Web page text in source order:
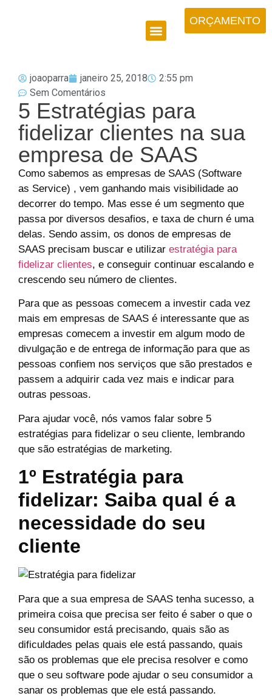
ORÇAMENTO
joaoparra janeiro 25, 2018
2:55 pm
Sem Comentários
5 Estratégias para
fidelizar clientes na sua
empresa de SAAS
Como sabemos as empresas de SAAS (Software
as Service) , vem ganhando mais visibilidade ao
decorrer do tempo. Mas esse é um segmento que
passa por diversos desafios, e taxa de churn é uma
delas. Sendo assim, os donos de empresas de
SAAS precisam buscar e utilizar estratégia para
fidelizar clientes, e conseguir continuar escalando e
crescendo seu número de clientes.
Para que as pessoas comecem a investir cada vez
mais em empresas de SAAS é interessante que as
empresas comecem a investir em algum modo de
divulgação e de entrega de informação para que as
pessoas confiem nos serviços que são prestados e
passem a adquirir cada vez mais e indicar para
outras pessoas.
Para ajudar você, nós vamos falar sobre 5
estratégias para fidelizar o seu cliente, lembrando
que são estratégias de marketing.
1º Estratégia para
fidelizar: Saiba qual é a
necessidade do seu
cliente
Para que a sua empresa de SAAS tenha sucesso, a
primeira coisa que precisa ser feito é saber o que o
seu consumidor está precisando, quais são as
dificuldades pelas quais ele está passando, quais
são os problemas que ele precisa resolver e como
que o seu software pode ajudar o seu consumidor a
sanar os problemas que ele está passando.